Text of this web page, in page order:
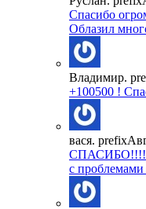
Спасибо
Облазил
Владимир.
+100500 !
вася.
СПАСИБО!!!!!
с